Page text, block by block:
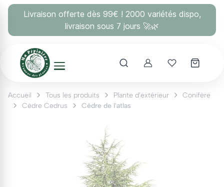
Livraison offerte dès 99€ ! 2000 variétés dispo,
livraison sous 7 jours 🚀🌿
AccountMes coups
Accueil Tous les produits Plante d'extérieur
Conifère
Cèdre Cedrus
Cèdre de l'atlas
Panneau de gestion des cookies